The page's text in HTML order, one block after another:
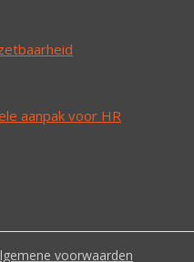
aanpak voor HR
voorwaarden